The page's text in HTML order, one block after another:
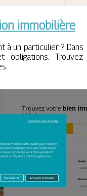
immobilière
à un particulier ? Dans
Trouvez